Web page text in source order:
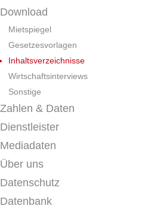
Download
Mietspiegel
Gesetzesvorlagen
Inhaltsverzeichnisse
Wirtschaftsinterviews
Sonstige
Zahlen & Daten
Dienstleister
Mediadaten
Über uns
Datenschutz
Datenbank